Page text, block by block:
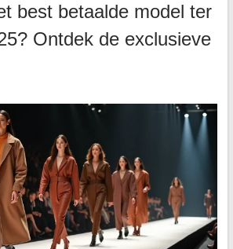
best betaalde model ter
Ontdek de exclusieve